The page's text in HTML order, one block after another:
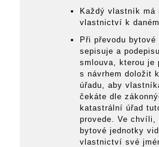
Každý vlastník má
vlastnictví k
Při převodu
sepisuje a
smlouva, kterou je
s návrhem doložit
úřadu, aby
čekáte dle
katastrální úřad
provede. Ve chvíli,
bytové jednotky
vlastnictví své